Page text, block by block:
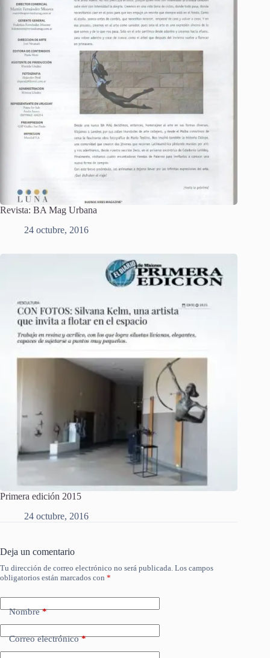
Revista: BA Mag Urbana
24 octubre, 2016
Primera edición 2015
24 octubre, 2016
Deja un comentario
Tu dirección de correo electrónico no será publicada. Los campos
obligatorios están marcados con *
Nombre*
Correo electrónico*